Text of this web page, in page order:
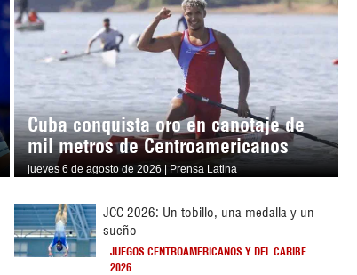
Cuba conquista oro en canotaje de
mil metros de Centroamericanos
jueves 6 de agosto de 2026 | Prensa Latina
JCC 2026: Un tobillo, una medalla y un
sueño
JUEGOS CENTROAMERICANOS Y DEL CARIBE
2026